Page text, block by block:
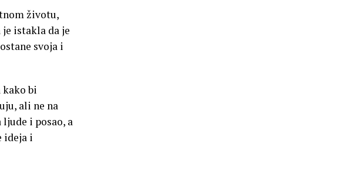
životu,
istakla da je
svoja i
kako bi
ali ne na
ljude i posao, a
ideja i